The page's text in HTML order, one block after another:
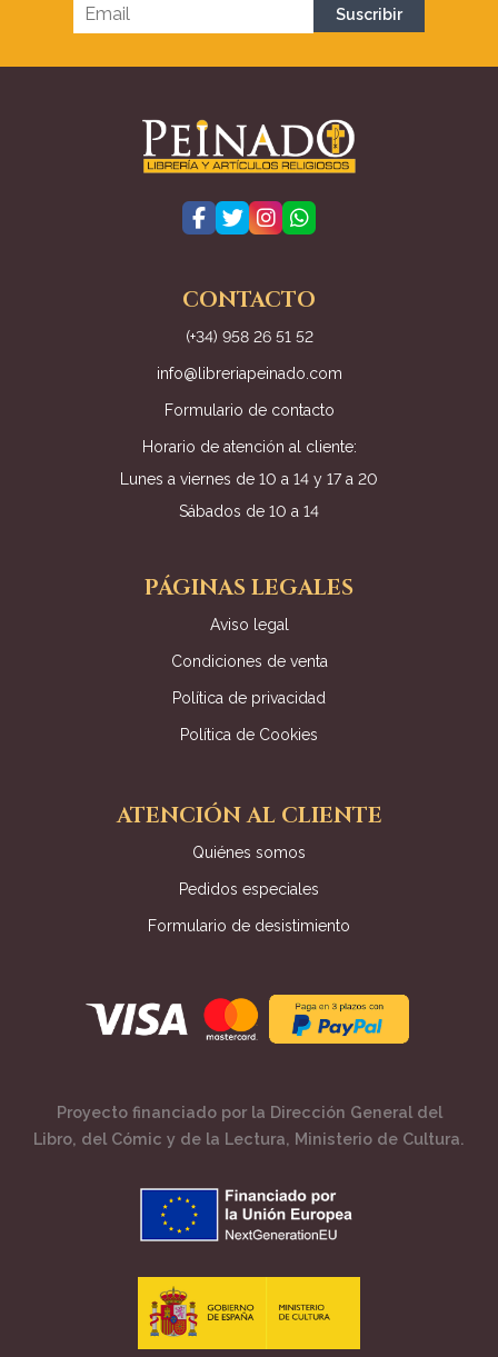
CONTACTO
(+34) 958 26 51 52
info@libreriapeinado.com
Formulario de contacto
Horario de atención al cliente:
Lunes a viernes de 10 a 14 y 17 a 20
Sábados de 10 a 14
PÁGINAS LEGALES
Aviso legal
Condiciones de venta
Política de privacidad
Política de Cookies
ATENCIÓN AL CLIENTE
Quiénes somos
Pedidos especiales
Formulario de desistimiento
Proyecto financiado por la Dirección General del
Libro, del Cómic y de la Lectura, Ministerio de Cultura.